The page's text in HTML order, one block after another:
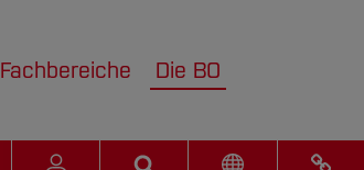
Fachbereiche Die BO